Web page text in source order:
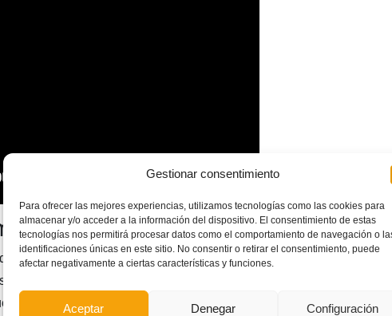
Gestionar consentimiento
Para ofrecer las mejores experiencias, utilizamos tecnologías como las cookies para
almacenar y/o acceder a la información del dispositivo. El consentimiento de estas
tecnologías nos permitirá procesar datos como el comportamiento de navegación o
identificaciones únicas en este sitio. No consentir o retirar el consentimiento, puede
afectar negativamente a ciertas características y funciones.
Aceptar Denegar Configuración
campo de la Valenciana se hizo con el encuentro.
de